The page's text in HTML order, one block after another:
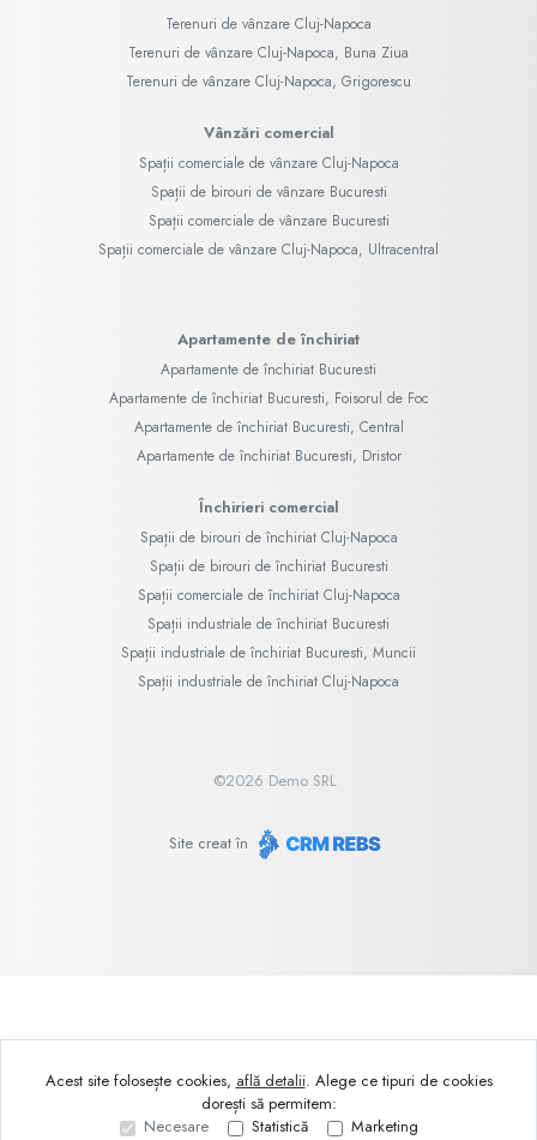
Terenuri de vânzare Cluj-Napoca
Terenuri de vânzare Cluj-Napoca, Buna Ziua
Terenuri de vânzare Cluj-Napoca, Grigorescu
Vânzări comercial
Spații comerciale de vânzare Cluj-Napoca
Spații de birouri de vânzare Bucuresti
Spații comerciale de vânzare Bucuresti
Spații comerciale de vânzare Cluj-Napoca, Ultracentral
Apartamente de închiriat
Apartamente de închiriat Bucuresti
Apartamente de închiriat Bucuresti, Foisorul de Foc
Apartamente de închiriat Bucuresti, Central
Apartamente de închiriat Bucuresti, Dristor
Închirieri comercial
Spații de birouri de închiriat Cluj-Napoca
Spații de birouri de închiriat Bucuresti
Spații comerciale de închiriat Cluj-Napoca
Spații industriale de închiriat Bucuresti
Spații industriale de închiriat Bucuresti, Muncii
Spații industriale de închiriat Cluj-Napoca
©2026 Demo SRL
Site creat în
Acest site folosește cookies, află detalii. Alege ce tipuri de cookies
dorești să permitem:
Necesare
Statistică Marketing